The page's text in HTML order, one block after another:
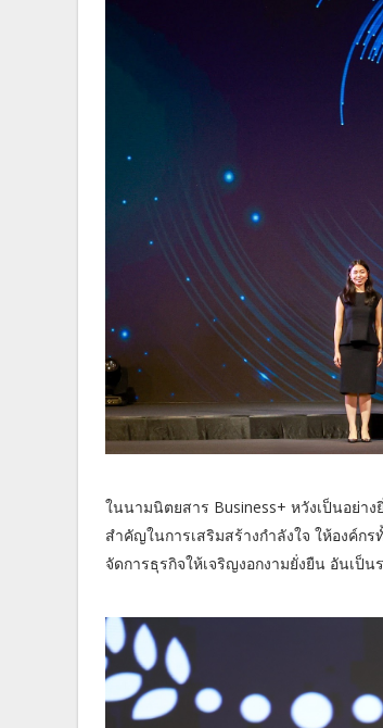
ในนามนิตยสาร Business+ หวังเป็นอย่าง
สำคัญในการเสริมสร้างกำลังใจ ให้องค์ก
จัดการธุรกิจให้เจริญงอกงามยั่งยืน อันเป็